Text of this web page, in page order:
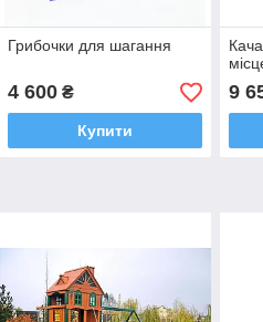
Грибочки для шагання
4 600₴
Купити
9